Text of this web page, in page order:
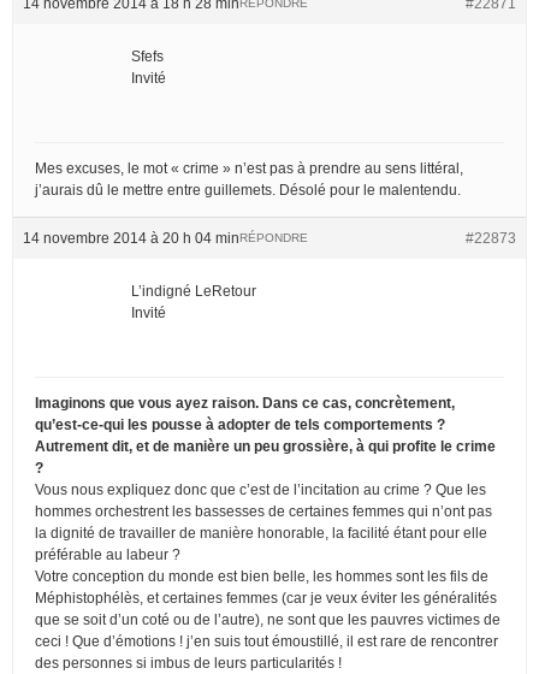
RÉPONDRE
Sfefs
Invité
Mes excuses, le mot « crime » n’est pas à prendre au sens littéral,
j’aurais dû le mettre entre guillemets. Désolé pour le malentendu.
14 novembre 2014 à 20 h 04 min #22873
RÉPONDRE
L’indigné LeRetour
Invité
Imaginons que vous ayez raison. Dans ce cas, concrètement,
qu’est-ce-qui les pousse à adopter de tels comportements ?
Autrement dit, et de manière un peu grossière, à qui profite le crime
?
Vous nous expliquez donc que c’est de l’incitation au crime ? Que les
hommes orchestrent les bassesses de certaines femmes qui n’ont pas
la dignité de travailler de manière honorable, la facilité étant pour elle
préférable au labeur ?
Votre conception du monde est bien belle, les hommes sont les fils de
Méphistophélès, et certaines femmes (car je veux éviter les généralités
que se soit d’un coté ou de l’autre), ne sont que les pauvres victimes de
ceci ! Que d’émotions ! j’en suis tout émoustillé, il est rare de rencontrer
des personnes si imbus de leurs particularités !